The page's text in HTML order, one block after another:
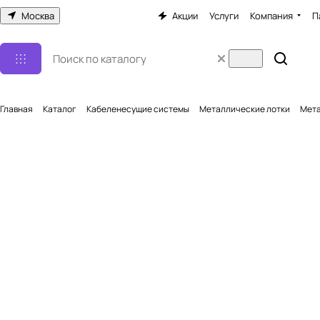
Москва Акции Услуги Компания
Главная Каталог Кабеленесущие системы Металлические лотки